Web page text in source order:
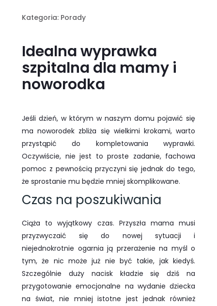
Kategoria: Porady
Idealna wyprawka
szpitalna dla mamy i
noworodka
Jeśli dzień, w którym w naszym domu pojawić się
ma noworodek zbliża się wielkimi krokami, warto
przystąpić do kompletowania wyprawki.
Oczywiście, nie jest to proste zadanie, fachowa
pomoc z pewnością przyczyni się jednak do tego,
że sprostanie mu będzie mniej skomplikowane.
Czas na poszukiwania
Ciąża to wyjątkowy czas. Przyszła mama musi
przyzwyczaić się do nowej sytuacji i
niejednokrotnie ogarnia ją przerażenie na myśl o
tym, że nic może już nie być takie, jak kiedyś.
Szczególnie duży nacisk kładzie się dziś na
przygotowanie emocjonalne na wydanie dziecka
na świat, nie mniej istotne jest jednak również